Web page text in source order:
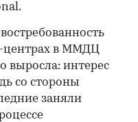
центрах в ММДЦ
выросла: интерес
со стороны
заняли